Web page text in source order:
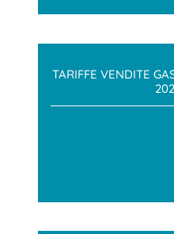
TARIFFE VENDITE